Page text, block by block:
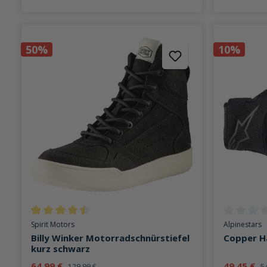
50%
Durchschnittliche Bewertung von 4.6 von 5 Sternen
Spirit Motors
Billy Winker Motorradschnürstiefel
kurz schwarz
10%
Alpinestars
Copper